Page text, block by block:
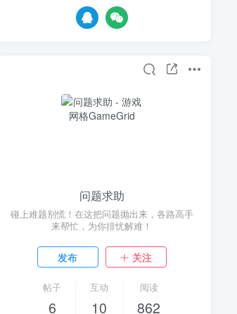
问题求助
碰上难题别慌！在这把问题抛出来，各路高手
来帮忙，为你排忧解难！
发布 关注
帖子
6
互动
10
阅读
862